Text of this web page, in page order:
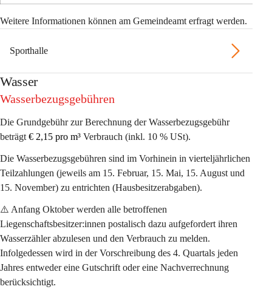
Weitere Informationen können am Gemeindeamt erfragt werden.
Sporthalle
Wasser
Wasserbezugsgebühren
Die Grundgebühr zur Berechnung der Wasserbezugsgebühr
beträgt € 2,15 pro m³ Verbrauch (inkl. 10 % USt).
Die Wasserbezugsgebühren sind im Vorhinein in vierteljährlichen
Teilzahlungen (jeweils am 15. Februar, 15. Mai, 15. August und
15. November) zu entrichten (Hausbesitzerabgaben).
⚠️ Anfang Oktober werden alle betroffenen
Liegenschaftsbesitzer:innen postalisch dazu aufgefordert ihren
Wasserzähler abzulesen und den Verbrauch zu melden.
Infolgedessen wird in der Vorschreibung des 4. Quartals jeden
Jahres entweder eine Gutschrift oder eine Nachverrechnung
berücksichtigt.